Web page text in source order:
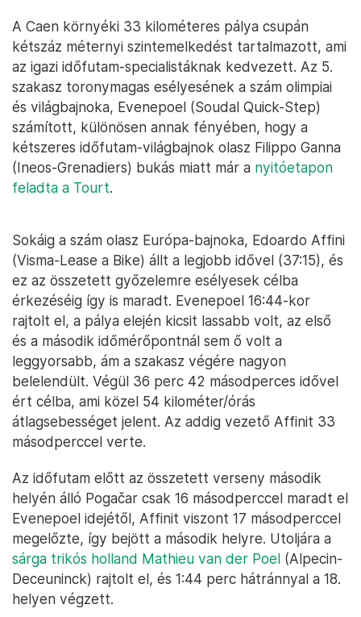
A Caen környéki 33 kilométeres pálya csupán
kétszáz méternyi szintemelkedést tartalmazott, ami
az igazi időfutam-specialistáknak kedvezett. Az 5.
szakasz toronymagas esélyesének a szám olimpiai
és világbajnoka, Evenepoel (Soudal Quick-Step)
számított, különösen annak fényében, hogy a
kétszeres időfutam-világbajnok olasz Filippo Ganna
(Ineos-Grenadiers) bukás miatt már a nyitóetapon
feladta a Tourt.
Sokáig a szám olasz Európa-bajnoka, Edoardo Affini
(Visma-Lease a Bike) állt a legjobb idővel (37:15), és
ez az összetett győzelemre esélyesek célba
érkezéséig így is maradt. Evenepoel 16:44-kor
rajtolt el, a pálya elején kicsit lassabb volt, az első
és a második időmérőpontnál sem ő volt a
leggyorsabb, ám a szakasz végére nagyon
belelendült. Végül 36 perc 42 másodperces idővel
ért célba, ami közel 54 kilométer/órás
átlagsebességet jelent. Az addig vezető Affinit 33
másodperccel verte.
Az időfutam előtt az összetett verseny második
helyén álló Pogačar csak 16 másodperccel maradt el
Evenepoel idejétől, Affinit viszont 17 másodperccel
megelőzte, így bejött a második helyre. Utoljára a
sárga trikós holland Mathieu van der Poel (Alpecin-
Deceuninck) rajtolt el, és 1:44 perc hátránnyal a 18.
helyen végzett.